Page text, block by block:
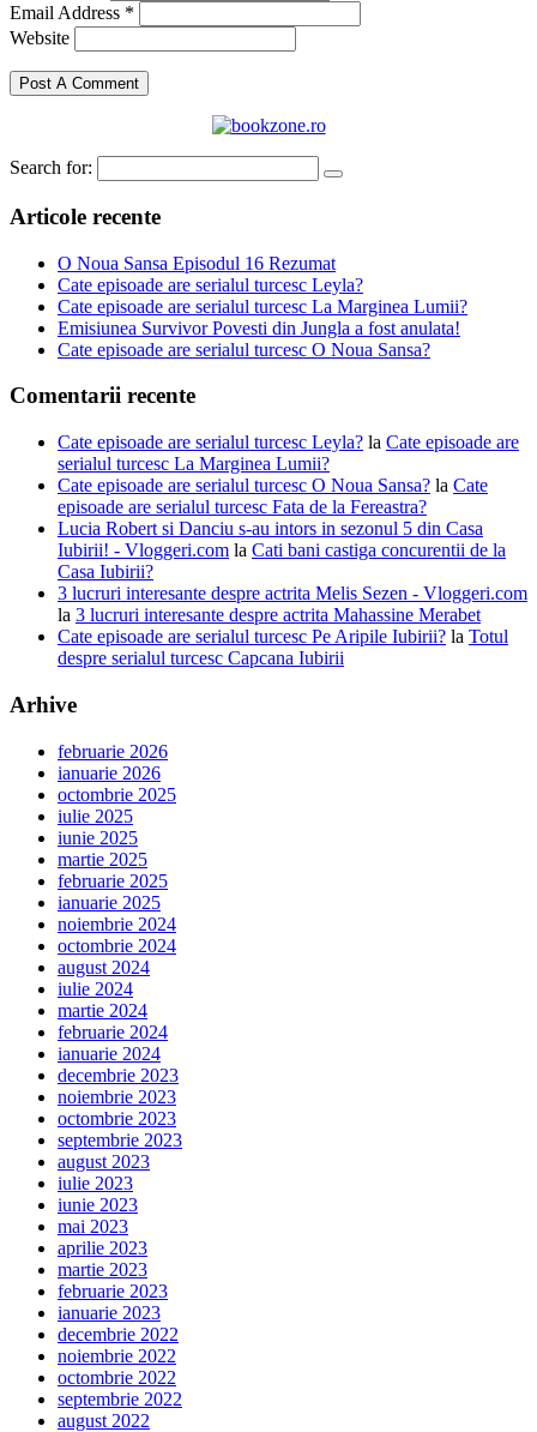
Email Address *
Website
Search for:
Articole recente
O Noua Sansa Episodul 16 Rezumat
Cate episoade are serialul turcesc Leyla?
Cate episoade are serialul turcesc La Marginea Lumii?
Emisiunea Survivor Povesti din Jungla a fost anulata!
Cate episoade are serialul turcesc O Noua Sansa?
Comentarii recente
Cate episoade are serialul turcesc Leyla? la Cate episoade are
serialul turcesc La Marginea Lumii?
Cate episoade are serialul turcesc O Noua Sansa? la Cate
episoade are serialul turcesc Fata de la Fereastra?
Lucia Robert si Danciu s-au intors in sezonul 5 din Casa
Iubirii! - Vloggeri.com la Cati bani castiga concurentii de la
Casa Iubirii?
3 lucruri interesante despre actrita Melis Sezen - Vloggeri.com
la 3 lucruri interesante despre actrita Mahassine Merabet
Cate episoade are serialul turcesc Pe Aripile Iubirii? la Totul
despre serialul turcesc Capcana Iubirii
Arhive
februarie 2026
ianuarie 2026
octombrie 2025
iulie 2025
iunie 2025
martie 2025
februarie 2025
ianuarie 2025
noiembrie 2024
octombrie 2024
august 2024
iulie 2024
martie 2024
februarie 2024
ianuarie 2024
decembrie 2023
noiembrie 2023
octombrie 2023
septembrie 2023
august 2023
iulie 2023
iunie 2023
mai 2023
aprilie 2023
martie 2023
februarie 2023
ianuarie 2023
decembrie 2022
noiembrie 2022
octombrie 2022
septembrie 2022
august 2022